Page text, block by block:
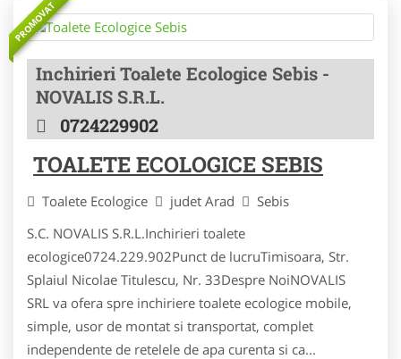
PROMOVAT
Inchirieri Toalete Ecologice Sebis -
NOVALIS S.R.L.
0724229902
TOALETE ECOLOGICE SEBIS
Toalete Ecologice judet Arad
Sebis
S.C. NOVALIS S.R.L.Inchirieri toalete
ecologice0724.229.902Punct de lucruTimisoara, Str.
Splaiul Nicolae Titulescu, Nr. 33Despre NoiNOVALIS
SRL va ofera spre inchiriere toalete ecologice mobile,
simple, usor de montat si transportat, complet
independente de retelele de apa curenta si ca...